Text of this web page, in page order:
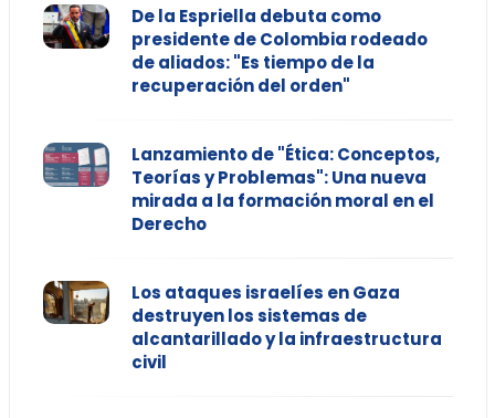
De la Espriella debuta como
presidente de Colombia rodeado
de aliados: "Es tiempo de la
recuperación del orden"
Lanzamiento de "Ética: Conceptos,
Teorías y Problemas": Una nueva
mirada a la formación moral en el
Derecho
Los ataques israelíes en Gaza
destruyen los sistemas de
alcantarillado y la infraestructura
civil